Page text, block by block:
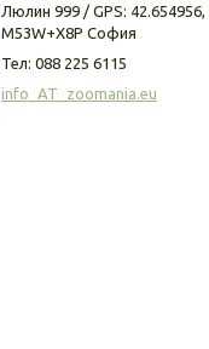
Люлин 999 / GPS: 42.654956,
M53W+X8P София
Тел: 088 225 6115
info_AT_zoomania.eu